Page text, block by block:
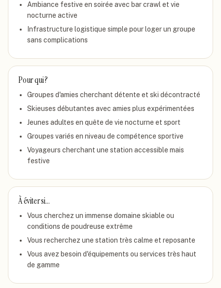
Ambiance festive en soirée avec bar crawl et vie
nocturne active
Infrastructure logistique simple pour loger un groupe
sans complications
Pour qui ?
Groupes d'amies cherchant détente et ski décontracté
Skieuses débutantes avec amies plus expérimentées
Jeunes adultes en quête de vie nocturne et sport
Groupes variés en niveau de compétence sportive
Voyageurs cherchant une station accessible mais
festive
À éviter si…
Vous cherchez un immense domaine skiable ou
conditions de poudreuse extrême
Vous recherchez une station très calme et reposante
Vous avez besoin d'équipements ou services très haut
de gamme